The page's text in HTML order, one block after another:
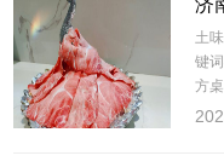
土
键